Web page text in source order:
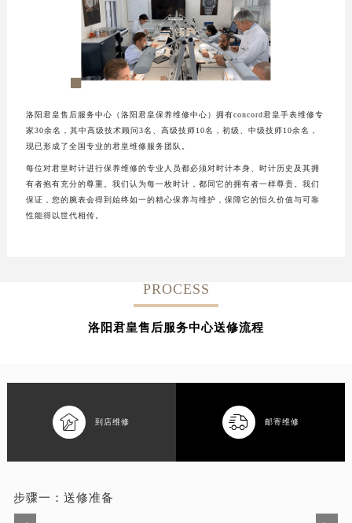
洛阳君皇售后服务中心（洛阳君皇保养维修中心）拥有concord君皇手表维修专
家30余名，其中高级技术顾问3名、高级技师10名，初级、中级技师10余名，
现已形成了全国专业的君皇维修服务团队。
每位对君皇时计进行保养维修的专业人员都必须对时计本身、时计历史及其拥
有者抱有充分的尊重。我们认为每一枚时计，都同它的拥有者一样尊贵。我们
保证，您的腕表会得到始终如一的精心保养与维护，保障它的恒久价值与可靠
性能得以世代相传。
PROCESS
洛阳君皇售后服务中心送修流程
 到店维修  邮寄维修
步骤一： 送修准备